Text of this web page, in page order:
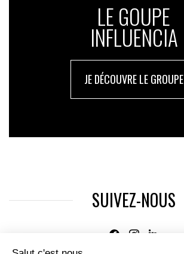
LE GOUPE
INFLUENCIA
JE DÉCOUVRE LE GROUPE
SUIVEZ-NOUS